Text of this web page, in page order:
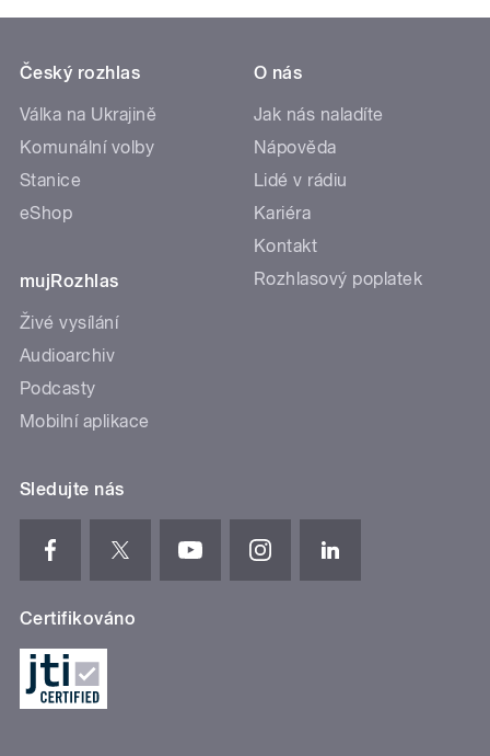
Český rozhlas
Válka na Ukrajině
Komunální volby
Stanice
eShop
mujRozhlas
Živé vysílání
Audioarchiv
Podcasty
Mobilní aplikace
O nás
Jak nás naladíte
Nápověda
Lidé v rádiu
Kariéra
Kontakt
Rozhlasový poplatek
Sledujte nás
Certifikováno